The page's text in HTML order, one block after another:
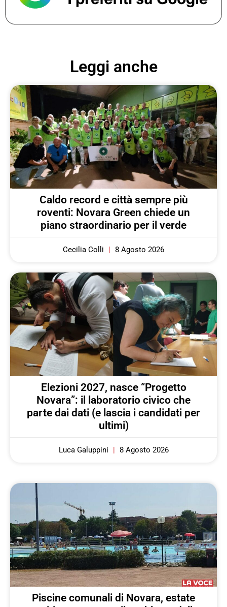
Leggi anche
Caldo record e città sempre più
roventi: Novara Green chiede un
piano straordinario per il verde
Cecilia Colli 8 Agosto 2026
Elezioni 2027, nasce “Progetto
Novara”: il laboratorio civico che
parte dai dati (e lascia i candidati per
ultimi)
Luca Galuppini 8 Agosto 2026
Piscine comunali di Novara, estate